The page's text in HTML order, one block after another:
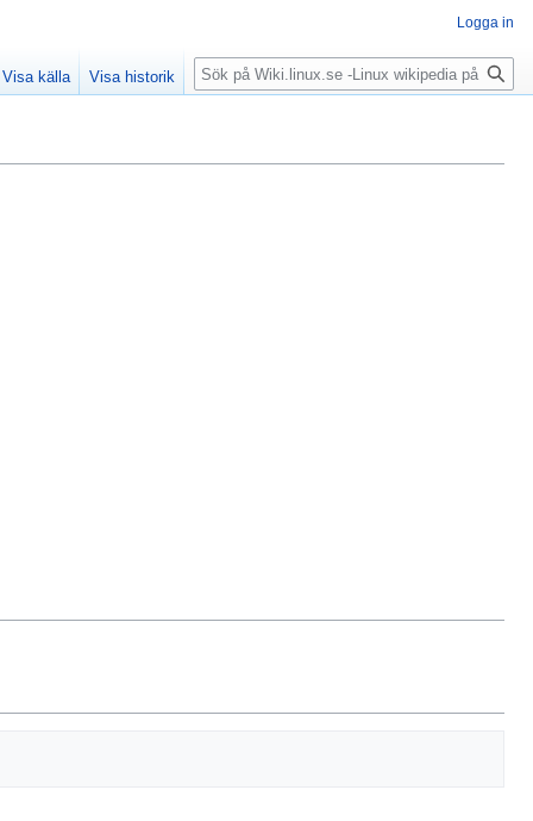
Logga in
Visa källa Visa historik Sök